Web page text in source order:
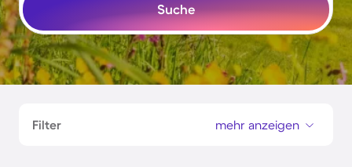
Suche
Filter mehr anzeigen